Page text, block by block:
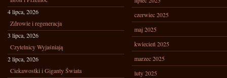
4 lipca, 2026
Zdrowie i regeneracja
3 lipca, 2026
Czytelnicy Wyjaśniają
2 lipca, 2026
Ciekawostki i Giganty Świata
czerwiec 2025
maj 2025
kwiecień 2025
marzec 2025
luty 2025